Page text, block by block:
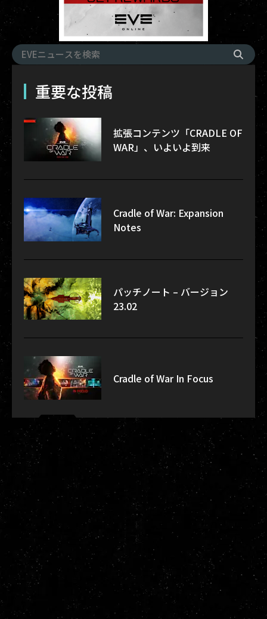
重要な投稿
拡張コンテンツ「CRADLE OF
WAR」、いよいよ到来
Cradle of War: Expansion
Notes
パッチノート – バージョン
23.02
Cradle of War In Focus